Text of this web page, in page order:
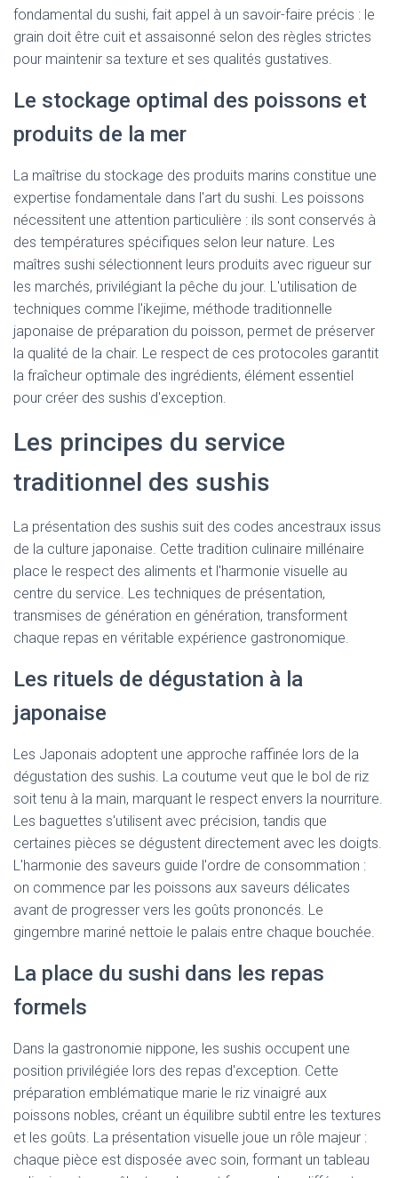
fondamental du sushi, fait appel à un savoir-faire précis : le
grain doit être cuit et assaisonné selon des règles strictes
pour maintenir sa texture et ses qualités gustatives.
Le stockage optimal des poissons et
produits de la mer
La maîtrise du stockage des produits marins constitue une
expertise fondamentale dans l'art du sushi. Les poissons
nécessitent une attention particulière : ils sont conservés à
des températures spécifiques selon leur nature. Les
maîtres sushi sélectionnent leurs produits avec rigueur sur
les marchés, privilégiant la pêche du jour. L'utilisation de
techniques comme l'ikejime, méthode traditionnelle
japonaise de préparation du poisson, permet de préserver
la qualité de la chair. Le respect de ces protocoles garantit
la fraîcheur optimale des ingrédients, élément essentiel
pour créer des sushis d'exception.
Les principes du service
traditionnel des sushis
La présentation des sushis suit des codes ancestraux issus
de la culture japonaise. Cette tradition culinaire millénaire
place le respect des aliments et l'harmonie visuelle au
centre du service. Les techniques de présentation,
transmises de génération en génération, transforment
chaque repas en véritable expérience gastronomique.
Les rituels de dégustation à la
japonaise
Les Japonais adoptent une approche raffinée lors de la
dégustation des sushis. La coutume veut que le bol de riz
soit tenu à la main, marquant le respect envers la nourriture.
Les baguettes s'utilisent avec précision, tandis que
certaines pièces se dégustent directement avec les doigts.
L'harmonie des saveurs guide l'ordre de consommation :
on commence par les poissons aux saveurs délicates
avant de progresser vers les goûts prononcés. Le
gingembre mariné nettoie le palais entre chaque bouchée.
La place du sushi dans les repas
formels
Dans la gastronomie nippone, les sushis occupent une
position privilégiée lors des repas d'exception. Cette
préparation emblématique marie le riz vinaigré aux
poissons nobles, créant un équilibre subtil entre les textures
et les goûts. La présentation visuelle joue un rôle majeur :
chaque pièce est disposée avec soin, formant un tableau